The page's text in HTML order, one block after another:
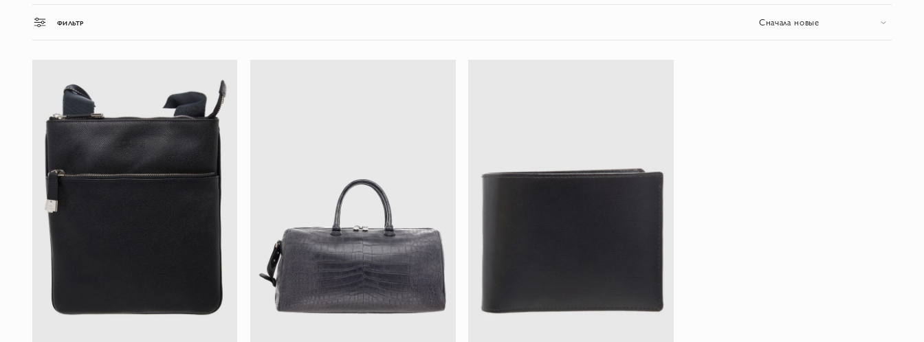
ФИЛЬТР Сначала новые